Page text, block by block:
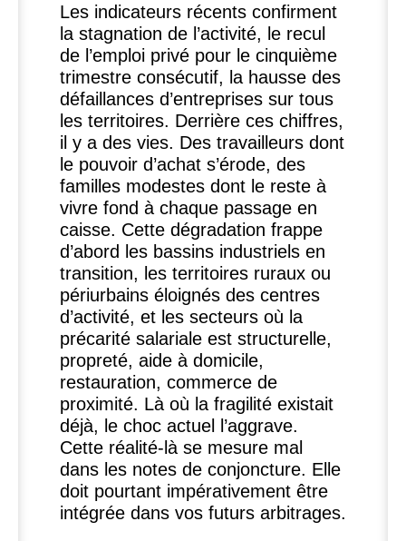
Les indicateurs récents confirment
la stagnation de l’activité, le recul
de l’emploi privé pour le cinquième
trimestre consécutif, la hausse des
défaillances d’entreprises sur tous
les territoires. Derrière ces chiffres,
il y a des vies. Des travailleurs dont
le pouvoir d’achat s’érode, des
familles modestes dont le reste à
vivre fond à chaque passage en
caisse. Cette dégradation frappe
d’abord les bassins industriels en
transition, les territoires ruraux ou
périurbains éloignés des centres
d’activité, et les secteurs où la
précarité salariale est structurelle,
propreté, aide à domicile,
restauration, commerce de
proximité. Là où la fragilité existait
déjà, le choc actuel l’aggrave.
Cette réalité-là se mesure mal
dans les notes de conjoncture. Elle
doit pourtant impérativement être
intégrée dans vos futurs arbitrages.